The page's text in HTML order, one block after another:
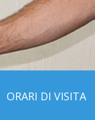
ORARI DI VISITA